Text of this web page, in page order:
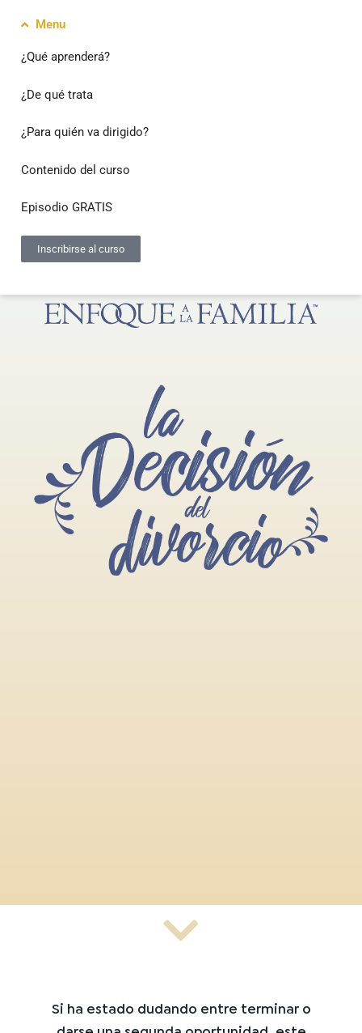
Menu
¿Qué aprenderá?
¿De qué trata
¿Para quién va dirigido?
Contenido del curso
Episodio GRATIS
Inscribirse al curso
Si ha estado dudando entre terminar o